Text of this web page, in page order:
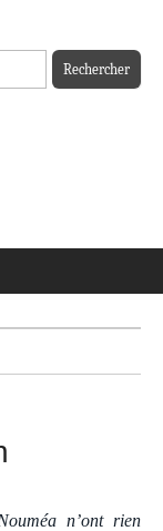
n’ont rien